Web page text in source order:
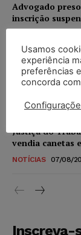
Advogado
inscrição
STF amplia
novos para
níveis
DIREITO
Justiça do
vendia canetas
NOTÍCIAS 07/08/
Inscreva-
Usamos
experiência
preferências
concorda